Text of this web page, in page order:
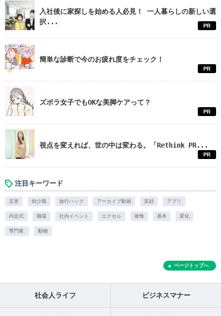
入社後に家探しを始める人必見！ 一人暮らしの新しい選
択...
PR
簡単な診断で今のお疲れ度をチェック！
PR
ズボラ女子でもOKな美脚ケアって？
PR
視点を変えれば、世の中は変わる。「Rethink PR...
PR
注目キーワード
災害 幼少期 旅行ハック アーカイブ動画 笑顔 アプリ
内定式 職場 社内イベント エクセル 後悔 基本 変化
専門家. 動物
ページトップへ
社会人ライフ ビジネスマナー